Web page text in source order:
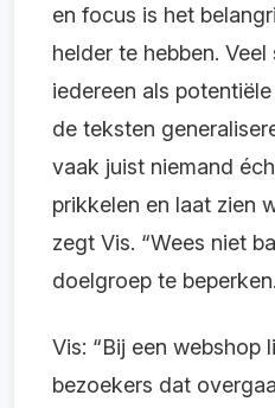
en focus is het
helder te hebben.
iedereen als
de teksten
vaak juist niemand
prikkelen en laat zien
zegt Vis. “Wees niet
doelgroep te
Vis: “Bij een webshop
bezoekers dat